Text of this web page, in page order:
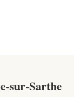
sur-Sarthe